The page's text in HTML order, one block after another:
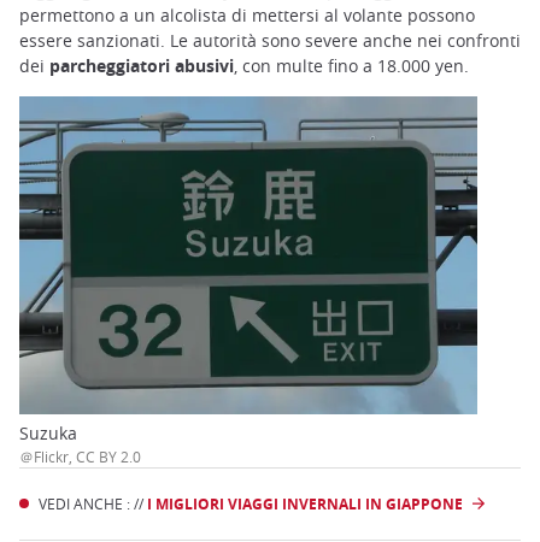
permettono a un alcolista di mettersi al volante possono
essere sanzionati. Le autorità sono severe anche nei confronti
dei parcheggiatori abusivi, con multe fino a 18.000 yen.
Suzuka
＠Flickr, CC BY 2.0
VEDI ANCHE : // I MIGLIORI VIAGGI INVERNALI IN GIAPPONE